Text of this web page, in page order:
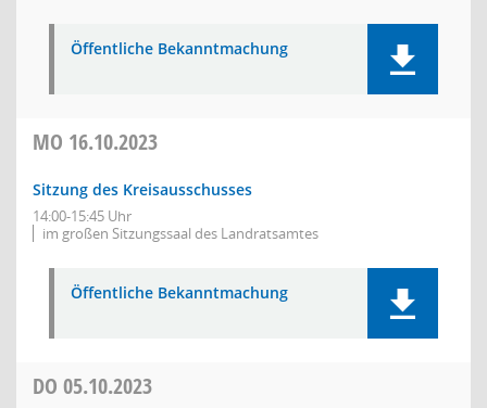
Öffentliche Bekanntmachung
MO 16.10.2023
Sitzung des Kreisausschusses
14:00-15:45 Uhr
im großen Sitzungssaal des Landratsamtes
Öffentliche Bekanntmachung
DO 05.10.2023